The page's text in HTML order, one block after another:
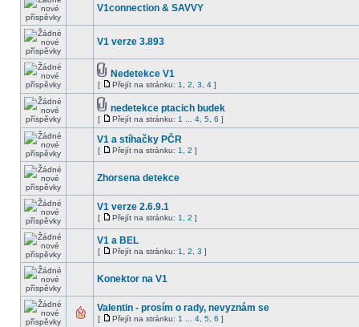
V1connection & SAVVY
V1 verze 3.893
Nedetekce V1
[ Přejít na stránku: 1 2 3 4 ]
nedetekce ptacich budek
[ Přejít na stránku: 1 4 5 6 ]
V1 a stíhačky PČR
[ Přejít na stránku: 1 2 ]
Zhorsena detekce
V1 verze 2.6.9.1
[ Přejít na stránku: 1 2 ]
V1 a BEL
[ Přejít na stránku: 1 2 3 ]
Konektor na V1
Valentin - prosím o rady, nevyznám se
[ Přejít na stránku: 1 4 5 6 ]